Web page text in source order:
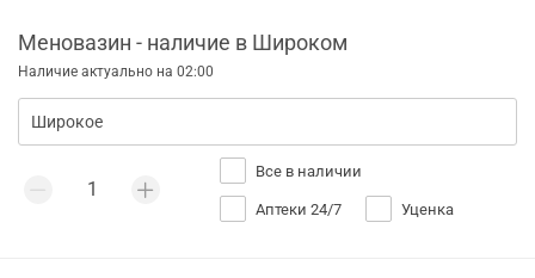
Меновазин - наличие в Широком
Наличие актуально на 02:00
Все в наличии
Аптеки 24/7 Уценка